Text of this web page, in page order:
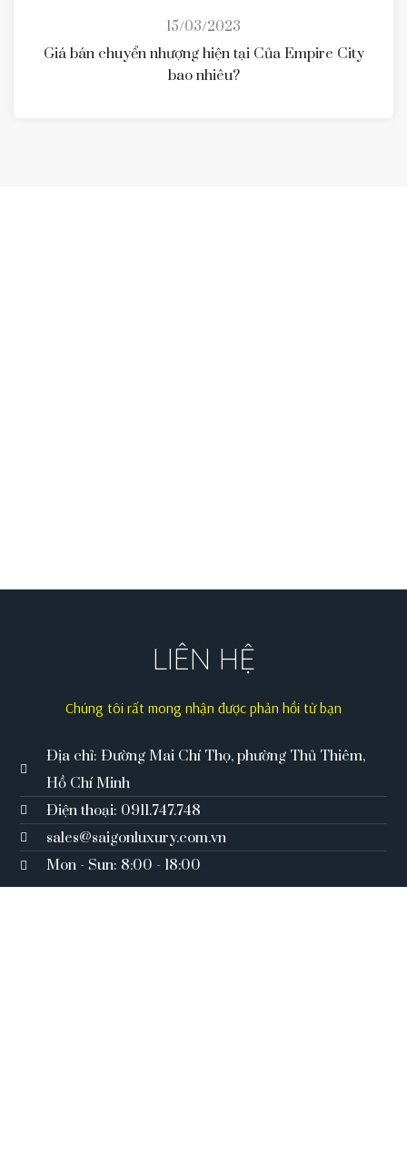
15/03/2023
Giá bán chuyển nhượng hiện tại Của Empire City
bao nhiêu?
LIÊN HỆ
Chúng tôi rất mong nhận được phản hồi từ bạn
Địa chỉ: Đường Mai Chí Thọ, phường Thủ Thiêm,
Hồ Chí Minh
Điện thoại: 0911.747.748
sales@saigonluxury.com.vn
Mon - Sun: 8:00 - 18:00